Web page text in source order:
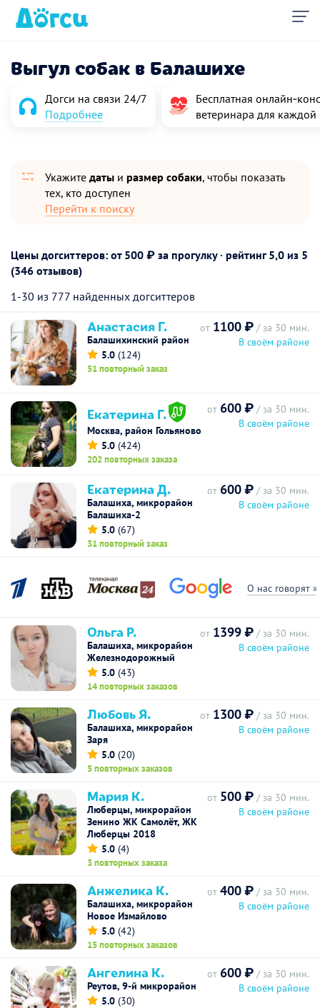
Выгул собак в Балашихе
Догси на связи 24/7
Подробнее
Бесплатная
ветеринара для
Укажите даты и размер собаки, чтобы показать
тех, кто доступен
Перейти к поиску
Цены догситтеров: от 500 ₽ за прогулку · рейтинг 5,0 из 5
(346 отзывов)
1-30 из 777 найденных догситтеров
Анастасия Г.
Балашихинский район
5.0 (124)
51 повторный заказ
от 1100 ₽ / за 30 мин.
В своём районе
Екатерина Г.
Москва, район Гольяново
5.0 (424)
202 повторных заказа
от 600 ₽ / за 30 мин.
В своём районе
Екатерина Д.
Балашиха, микрорайон
Балашиха-2
5.0 (67)
31 повторный заказ
от 600 ₽ / за 30 мин.
В своём районе
О нас говорят »
Ольга Р.
Балашиха, микрорайон
Железнодорожный
5.0 (43)
14 повторных заказов
от 1399 ₽ / за 30 мин.
В своём районе
Любовь Я.
Балашиха, микрорайон
Заря
5.0 (20)
5 повторных заказов
от 1300 ₽ / за 30 мин.
В своём районе
Мария К.
Люберцы, микрорайон
Зенино ЖК Самолёт, ЖК
Люберцы 2018
5.0 (4)
3 повторных заказа
от 500 ₽ / за 30 мин.
В своём районе
Анжелика К.
Балашиха, микрорайон
Новое Измайлово
5.0 (42)
15 повторных заказов
от 400 ₽ / за 30 мин.
В своём районе
Ангелина К.
Реутов, 9-й микрорайон
5.0 (30)
от 600 ₽ / за 30 мин.
В своём районе